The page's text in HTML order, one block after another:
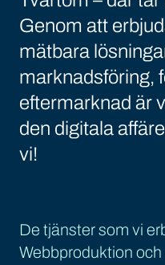
Genom att
mätbara
marknadsföring,
eftermarknad är
den digitala
vi!
De tjänster som vi
Webbproduktion